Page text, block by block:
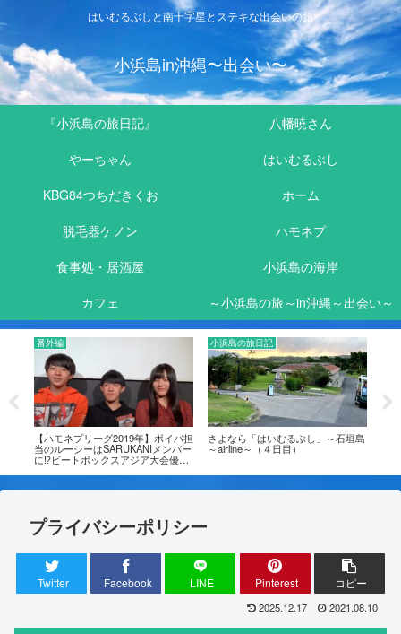
はいむるぶしと南十字星とステキな出会いの旅
小浜島in沖縄〜出会い〜
『小浜島の旅日記』
八幡暁さん
やーちゃん
はいむるぶし
KBG84つちだきくお
ホーム
脱毛器ケノン
ハモネプ
食事処・居酒屋
小浜島の海岸
カフェ
～小浜島の旅～in沖縄～出会い～
むるぶし」～石垣島
日目）
【小浜島の旅3】はいむるぶしホテ
ルでの過ごし方☆夕食は「ゆうな」
へ【2日目】
小浜島の魅力
ちゅらさんの舞台【こは
普通の民家だった！何と
プライバシーポリシー
Twitter Facebook LINE Pinterest コピー
2025.12.17 2021.08.10